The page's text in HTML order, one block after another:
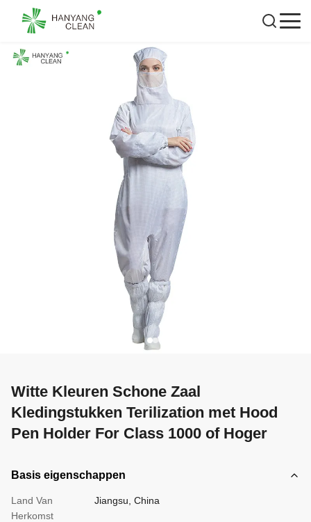
Witte Kleuren Schone Zaal
Kledingstukken Terilization met Hood
Pen Holder For Class 1000 of Hoger
Basis eigenschappen
Land Van
Herkomst
Jiangsu, China